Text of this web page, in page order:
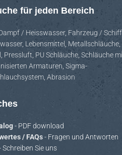
für jeden Bereich
/ Heisswasser, Fahrzeug / Schiff
, Lebensmittel Metallschläuche
Pressluft PU Schläuche Schläuche
Armaturen Sigma-
Abrasion
- PDF download
/ FAQs- Fragen und Antworten
Schreiben Sie uns